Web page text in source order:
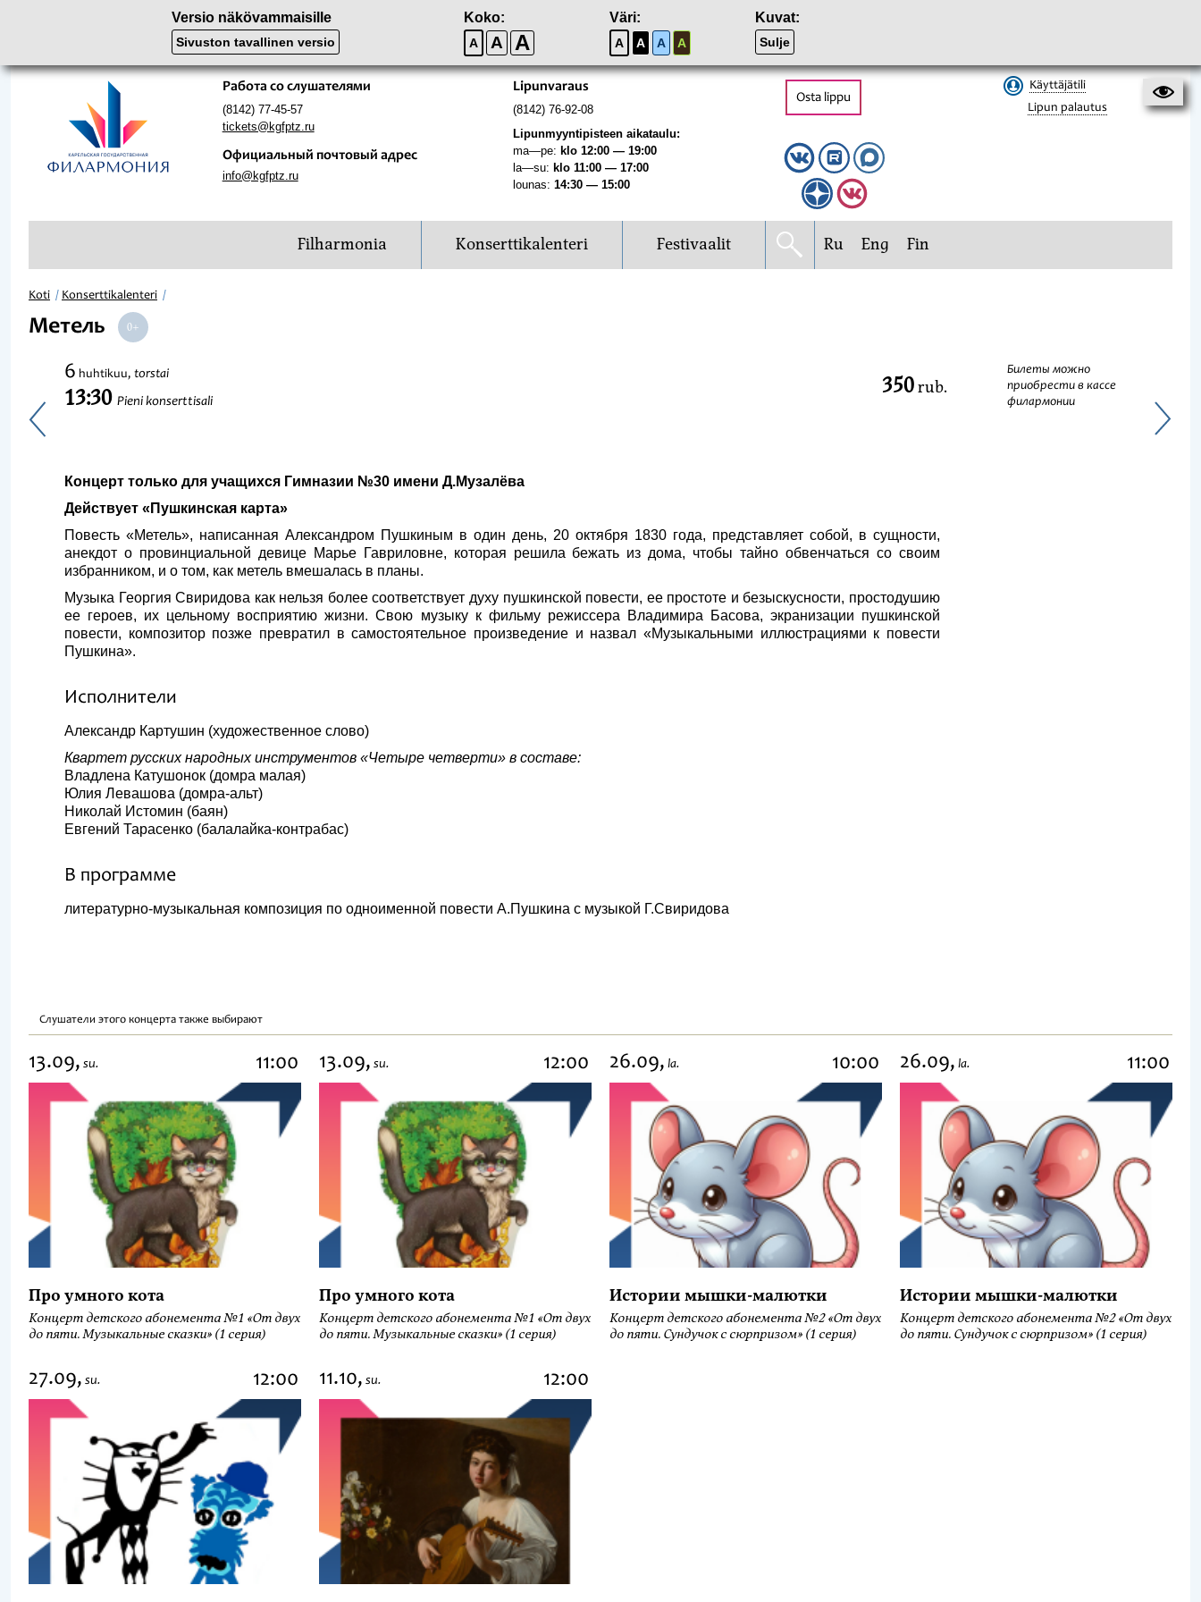
Versio näkövammaisille
Sivuston tavallinen versio
Koko:
A A A
Väri:
A A A A
Kuvat:
Sulje
Работа со слушателями
(8142) 77-45-57
tickets@kgfptz.ru
Официальный почтовый адрес
info@kgfptz.ru
Lipunvaraus
(8142) 76-92-08
Lipunmyyntipisteen aikataulu:
ma—pe: klo 12:00 — 19:00
la—su: klo 11:00 — 17:00
lounas: 14:30 — 15:00
Osta lippu
Käyttäjätili
Lipun palautus
Filharmonia Konserttikalenteri Festivaalit Ru Eng Fin
Koti Konserttikalenteri
Метель
6 huhtikuu, torstai
13:30 Pieni konserttisali
350rub.
Билеты можно
приобрести в кассе
филармонии
Концерт только для учащихся Гимназии №30 имени Д.Музалёва
Действует «Пушкинская карта»
Повесть «Метель», написанная Александром Пушкиным в один день, 20 октября 1830 года, представляет собой, в сущности,
анекдот о провинциальной девице Марье Гавриловне, которая решила бежать из дома, чтобы тайно обвенчаться со своим
избранником, и о том, как метель вмешалась в планы.
Музыка Георгия Свиридова как нельзя более соответствует духу пушкинской повести, ее простоте и безыскусности, простодушию
ее героев, их цельному восприятию жизни. Свою музыку к фильму режиссера Владимира Басова, экранизации пушкинской
повести, композитор позже превратил в самостоятельное произведение и назвал «Музыкальными иллюстрациями к повести
Пушкина».
Исполнители
Александр Картушин (художественное слово)
Квартет русских народных инструментов «Четыре четверти» в составе:
Владлена Катушонок (домра малая)
Юлия Левашова (домра-альт)
Николай Истомин (баян)
Евгений Тарасенко (балалайка-контрабас)
В программе
литературно-музыкальная композиция по одноименной повести А.Пушкина с музыкой Г.Свиридова
Слушатели этого концерта также выбирают
13.09, su. 11:00
Про умного кота
Концерт детского абонемента №1 «От двух
до пяти. Музыкальные сказки» (1 серия)
13.09, su. 12:00
Про умного кота
Концерт детского абонемента №1 «От двух
до пяти. Музыкальные сказки» (1 серия)
26.09, la. 10:00
Истории мышки-малютки
Концерт детского абонемента №2 «От двух
до пяти. Сундучок с сюрпризом» (1 серия)
26.09, la. 11:00
Истории мышки-малютки
Концерт детского абонемента №2 «От двух
до пяти. Сундучок с сюрпризом» (1 серия)
27.09, su. 12:00 11.10, su. 12:00